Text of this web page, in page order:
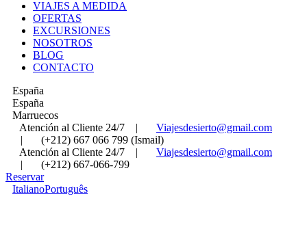
VIAJES A MEDIDA
OFERTAS
EXCURSIONES
NOSOTROS
BLOG
CONTACTO
España
España
Marruecos
Atención al Cliente 24/7
|
Viajesdesierto@gmail.com
|
(+212) 667 066 799 (Ismail)
Atención al Cliente 24/7
|
Viajesdesierto@gmail.com
|
(+212) 667-066-799
Reservar
ItalianoPortuguês